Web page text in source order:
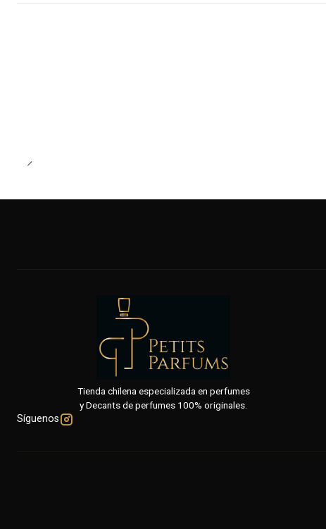
Tienda chilena especializada en perfumes
y Decants de perfumes 100% originales.
Síguenos